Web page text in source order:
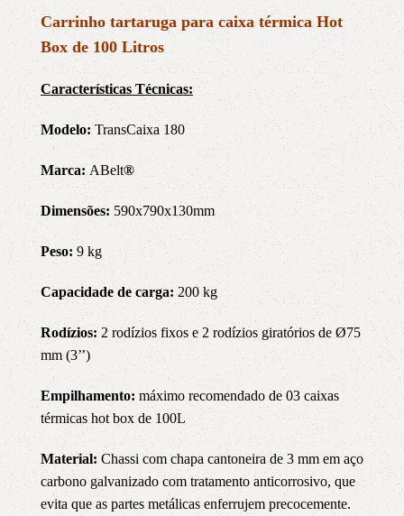
Carrinho tartaruga para caixa térmica Hot
Box de 100 Litros
Características Técnicas:
Modelo:TransCaixa 180
Marca: ABelt®
Dimensões: 590x790x130mm
Peso: 9 kg
Capacidade de carga:200 kg
Rodízios:2 rodízios fixos e 2 rodízios giratórios de Ø75
mm (3’’)
Empilhamento:máximo recomendado de 03 caixas
térmicas hot box de 100L
Material: Chassi com chapa cantoneira de 3 mm em aço
carbono galvanizado com tratamento anticorrosivo, que
evita que as partes metálicas enferrujem precocemente.